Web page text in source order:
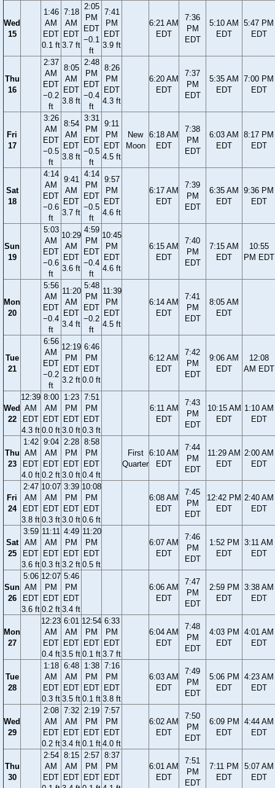
Wed
15
1:46
AM
EDT
0.1 ft
7:18
AM
EDT
3.7 ft
2:05
PM
EDT
−0.1
ft
7:41
PM
EDT
3.9 ft
6:21 AM
EDT
7:36
PM
EDT
5:10 AM
EDT
5:47 PM
EDT
Thu
16
2:37
AM
EDT
−0.2
ft
8:05
AM
EDT
3.8 ft
2:48
PM
EDT
−0.4
ft
8:26
PM
EDT
4.3 ft
6:20 AM
EDT
7:37
PM
EDT
5:35 AM
EDT
7:00 PM
EDT
Fri
17
3:26
AM
EDT
−0.5
ft
8:54
AM
EDT
3.8 ft
3:31
PM
EDT
−0.5
ft
9:11
PM
EDT
4.5 ft
New
Moon
6:18 AM
EDT
7:38
PM
EDT
6:03 AM
EDT
8:17 PM
EDT
Sat
18
4:14
AM
EDT
−0.6
ft
9:41
AM
EDT
3.7 ft
4:14
PM
EDT
−0.5
ft
9:57
PM
EDT
4.6 ft
6:17 AM
EDT
7:39
PM
EDT
6:35 AM
EDT
9:36 PM
EDT
Sun
19
5:03
AM
EDT
−0.6
ft
10:29
AM
EDT
3.6 ft
4:59
PM
EDT
−0.4
ft
10:45
PM
EDT
4.6 ft
6:15 AM
EDT
7:40
PM
EDT
7:15 AM
EDT
10:55
PM EDT
Mon
20
5:56
AM
EDT
−0.4
ft
11:20
AM
EDT
3.4 ft
5:48
PM
EDT
−0.2
ft
11:39
PM
EDT
4.5 ft
6:14 AM
EDT
7:41
PM
EDT
8:05 AM
EDT
Tue
21
6:56
AM
EDT
−0.2
ft
12:19
PM
EDT
3.2 ft
6:46
PM
EDT
0.0 ft
6:12 AM
EDT
7:42
PM
EDT
9:06 AM
EDT
12:08
AM EDT
Wed
22
12:39
AM
EDT
4.3 ft
8:00
AM
EDT
0.0 ft
1:23
PM
EDT
3.0 ft
7:51
PM
EDT
0.3 ft
6:11 AM
EDT
7:43
PM
EDT
10:15 AM
EDT
1:10 AM
EDT
Thu
23
1:42
AM
EDT
4.0 ft
9:04
AM
EDT
0.2 ft
2:28
PM
EDT
3.0 ft
8:58
PM
EDT
0.4 ft
First
Quarter
6:10 AM
EDT
7:44
PM
EDT
11:29 AM
EDT
2:00 AM
EDT
Fri
24
2:47
AM
EDT
3.8 ft
10:07
AM
EDT
0.3 ft
3:39
PM
EDT
3.0 ft
10:08
PM
EDT
0.6 ft
6:08 AM
EDT
7:45
PM
EDT
12:42 PM
EDT
2:40 AM
EDT
Sat
25
3:59
AM
EDT
3.6 ft
11:11
AM
EDT
0.3 ft
4:49
PM
EDT
3.2 ft
11:20
PM
EDT
0.5 ft
6:07 AM
EDT
7:46
PM
EDT
1:52 PM
EDT
3:11 AM
EDT
Sun
26
5:06
AM
EDT
3.6 ft
12:07
PM
EDT
0.2 ft
5:46
PM
EDT
3.4 ft
6:06 AM
EDT
7:47
PM
EDT
2:59 PM
EDT
3:38 AM
EDT
Mon
27
12:23
AM
EDT
0.4 ft
6:01
AM
EDT
3.5 ft
12:54
PM
EDT
0.1 ft
6:33
PM
EDT
3.7 ft
6:04 AM
EDT
7:48
PM
EDT
4:03 PM
EDT
4:01 AM
EDT
Tue
28
1:18
AM
EDT
0.3 ft
6:48
AM
EDT
3.5 ft
1:38
PM
EDT
0.1 ft
7:16
PM
EDT
3.8 ft
6:03 AM
EDT
7:49
PM
EDT
5:06 PM
EDT
4:23 AM
EDT
Wed
29
2:08
AM
EDT
0.2 ft
7:32
AM
EDT
3.4 ft
2:19
PM
EDT
0.1 ft
7:57
PM
EDT
4.0 ft
6:02 AM
EDT
7:50
PM
EDT
6:09 PM
EDT
4:44 AM
EDT
Thu
30
2:54
AM
EDT
8:15
AM
EDT
2:57
PM
EDT
8:37
PM
EDT
6:01 AM
EDT
7:51
PM
EDT
7:11 PM
EDT
5:07 AM
EDT